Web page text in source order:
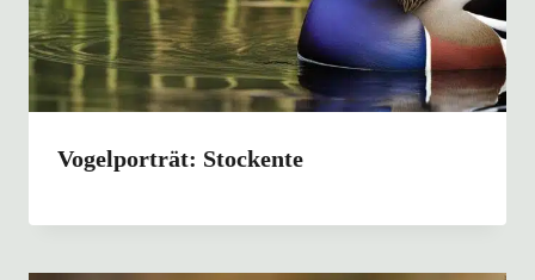
Vogelporträt: Stockente